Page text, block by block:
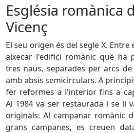
Església romànica
Vicenç
El seu origen és del segle X. Entre
aixecar l'edifici romànic que ha
tres naus, separades per arcs
amb absis semicirculars. A
fer reformes a l'interior fins a
Al 1984 va ser restaurada i se li
originals. Al campanar romànic
grans campanes, es creuen